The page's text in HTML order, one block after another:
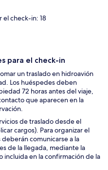
el check-in: 18
para el check-in
un traslado en hidroavión
Los huéspedes deben
72 horas antes del viaje,
que aparecen en la
de traslado desde el
cargos). Para organizar el
comunicarse a la
de la llegada, mediante la
incluida en la confirmación de la